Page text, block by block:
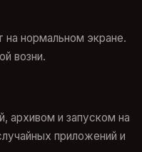
на нормальном экране.
возни.
архивом и запуском на
приложений и